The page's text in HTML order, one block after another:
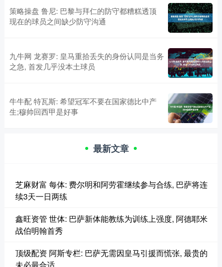
策略操盘 鲁尼: 巴黎与拜仁的防守都糟糕透顶
现在的球员之间缺少防守沟通
九牛网 龙赛罗: 皇马重拾丢失的身份认同是当务
之急, 首发几乎没本土球员
牛牛配 特瓦斯: 希望冠军不要在国家德比中产
生;穆帅回西甲是好事
最新文章
芝麻财富 每体: 费尔明和阿劳霍继续参与合练, 巴萨将连
续3天一日两练
鑫旺资管 世体: 巴萨新体能教练为训练上强度, 阿德耶米
战伯明翰首秀
顶级配资 阿斯专栏: 巴萨无需因皇马引援而慌张, 最贵的